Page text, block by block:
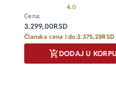
4.0Prosecna
Cena:
3.299,00RSD
Članska cena i do:2.375,28RSD
DODAJ U KORPU